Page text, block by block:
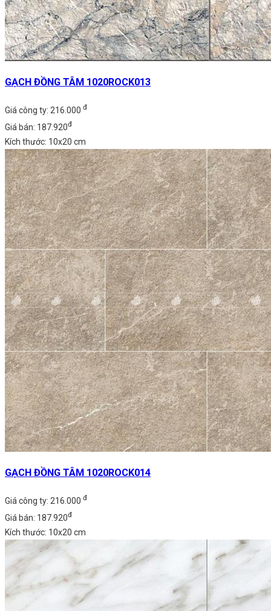
GẠCH ĐỒNG TÂM 1020ROCK013
Giá công ty: 216.000 đ
Giá bán: 187.920đ
Kích thước: 10x20 cm
GẠCH ĐỒNG TÂM 1020ROCK014
Giá công ty: 216.000 đ
Giá bán: 187.920đ
Kích thước: 10x20 cm